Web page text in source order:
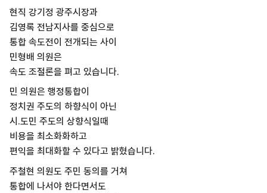
현직 강기정 광주시장과
김영록 전남지사를 중심으로
통합 속도전이 전개되는 사이
민형배 의원은
속도 조절론을 펴고 있습니다.
민 의원은 행정통합이
정치권 주도의 하향식이 아닌
시.도민 주도의 상향식일때
비용을 최소화화하고
편익을 최대화할 수 있다고 밝혔습니다.
주철현 의원도 주민 동의를 거쳐
통합에 나서야 한다면서도